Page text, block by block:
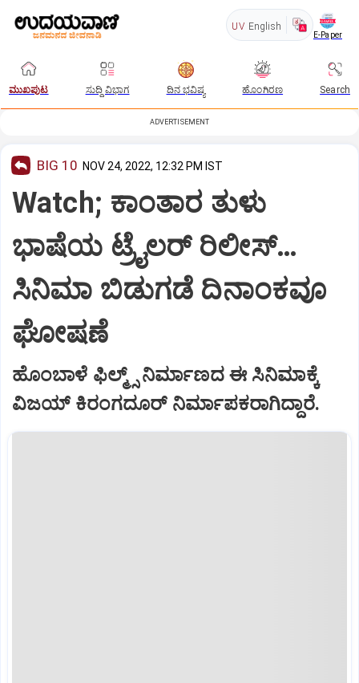
UV English
E-Paper
ಮುಖಪುಟ ಸುದ್ದಿ ವಿಭಾಗ ದಿನ ಭವಿಷ್ಯ ಹೊಂಗಿರಣ Search
ADVERTISEMENT
BIG 10 NOV 24, 2022, 12:32 PM IST
Watch; ಕಾಂತಾರ ತುಳು
ಭಾಷೆಯ ಟ್ರೈಲರ್ ರಿಲೀಸ್…
ಸಿನಿಮಾ ಬಿಡುಗಡೆ ದಿನಾಂಕವೂ
ಘೋಷಣೆ
ಹೊಂಬಾಳೆ ಫಿಲ್ಮ್ಸ್ ನಿರ್ಮಾಣದ ಈ ಸಿನಿಮಾಕ್ಕೆ
ವಿಜಯ್ ಕಿರಂಗದೂರ್ ನಿರ್ಮಾಪಕರಾಗಿದ್ದಾರೆ.